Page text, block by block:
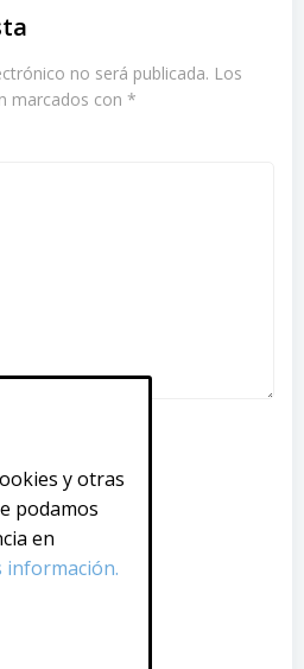
no será publicada. Los
marcados con *
y otras
podamos
en
información.